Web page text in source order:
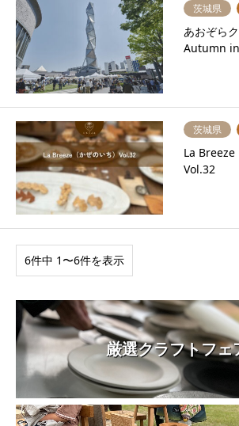
茨城県
あおぞら
Autumn
茨城県
La Breeze
Vol.32
6件中 1〜6件を表示
厳選クラフトフェ